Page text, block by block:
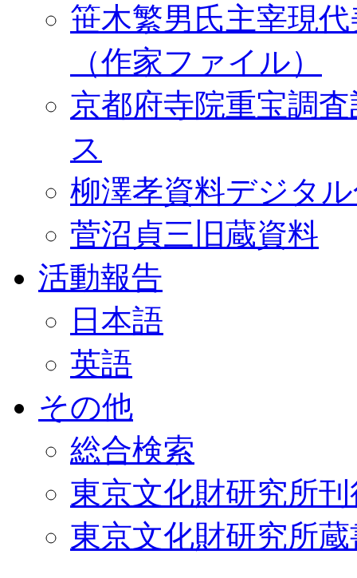
笹木繁男氏主宰現
（作家ファイル）
京都府寺院重宝調
ス
柳澤孝資料デジタ
菅沼貞三旧蔵資料
活動報告
日本語
英語
その他
総合検索
東京文化財研究所
東京文化財研究所